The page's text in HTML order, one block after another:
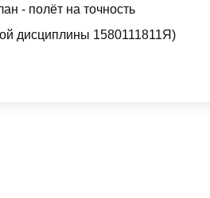
- полёт на точность
дисциплины 1580111811Я)